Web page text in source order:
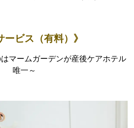
ービス（有料）》
マームガーデンが産後ケアホテル
唯一～